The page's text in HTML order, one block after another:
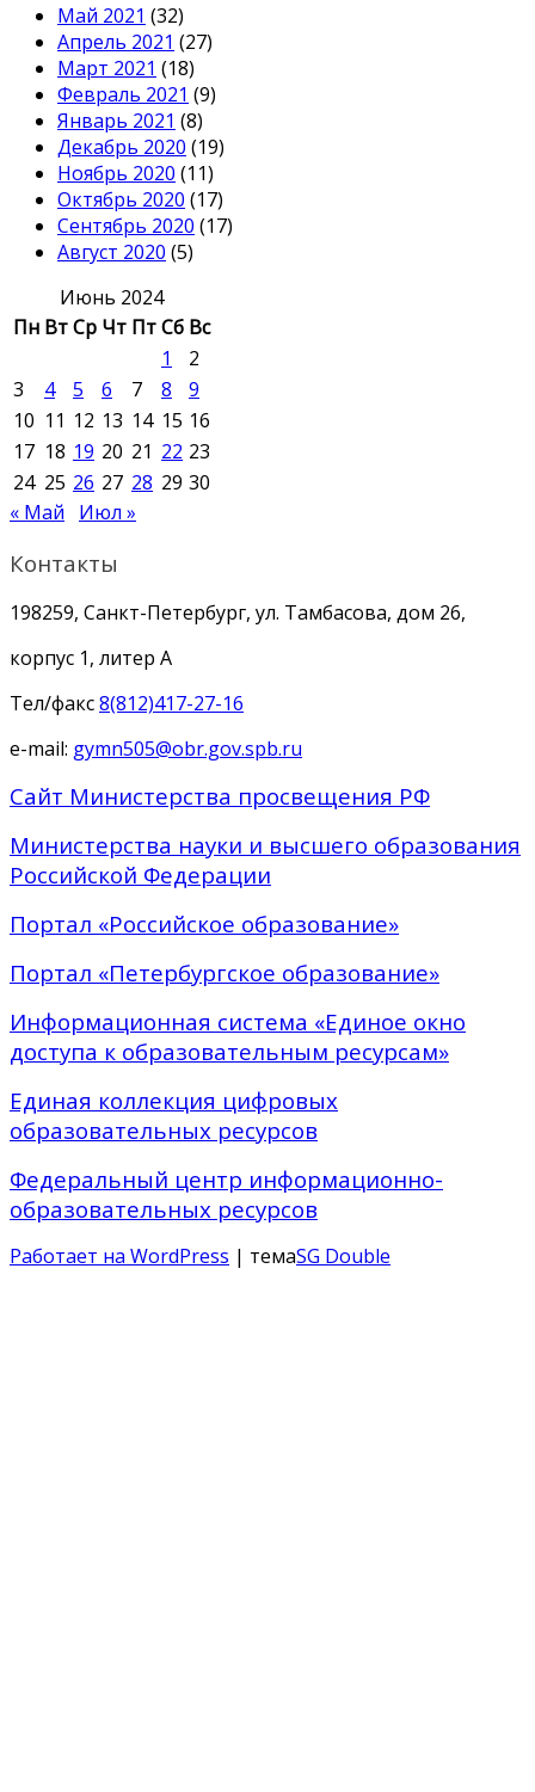
Май 2021 (32)
Апрель 2021 (27)
Март 2021 (18)
Февраль 2021 (9)
Январь 2021 (8)
Декабрь 2020 (19)
Ноябрь 2020 (11)
Октябрь 2020 (17)
Сентябрь 2020 (17)
Август 2020 (5)
Июнь 2024
Пн ВтСр Чт ПтСб Вс
1
2
3
4 5 6 7 8
9
10 11 12 13 14 15 16
17 18 19 20 21 22 23
24 25 26 27 28 29 30
« Май
Июл »
Контакты
198259, Санкт-Петербург, ул. Тамбасова, дом 26,
корпус 1, литер А
Тел/факс8(812)417-27-16
e-mail: gymn505@obr.gov.spb.ru
Сайт Министерства просвещения РФ
Министерства науки и высшего образования
Российской Федерации
Портал «Российское образование»
Портал «Петербургское образование»
Информационная система «Единое окно
доступа к образовательным ресурсам»
Единая коллекция цифровых
образовательных ресурсов
Федеральный центр информационно-
образовательных ресурсов
Работает на WordPress | темаSG Double